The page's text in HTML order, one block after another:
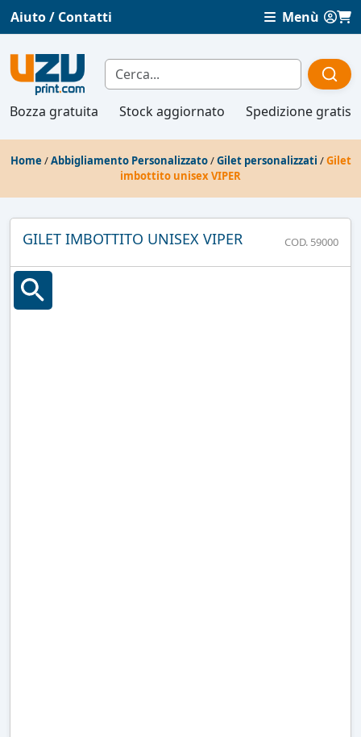
Aiuto / Contatti Menù
Bozza gratuita Stock aggiornato Spedizione gratis
Home /Abbigliamento Personalizzato/Gilet personalizzati /Gilet
imbottito unisex VIPER
GILET IMBOTTITO UNISEX VIPER COD. 59000